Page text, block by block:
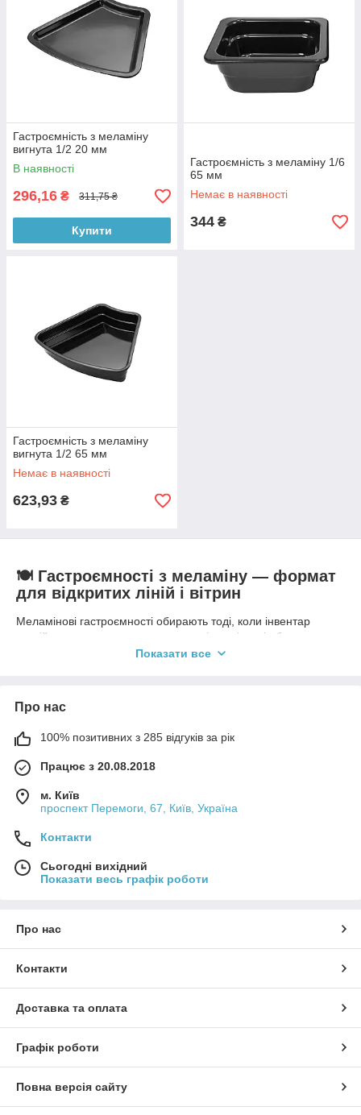
Гастроємність з меламіну
вигнута 1/2 20 мм
В наявності
296,16 ₴ 311,75 ₴
Купити
Гастроємність з меламіну 1/6
65 мм
Немає в наявності
344 ₴
Гастроємність з меламіну
вигнута 1/2 65 мм
Немає в наявності
623,93 ₴
🍽️ Гастроємності з меламіну — формат
для відкритих ліній і вітрин
Меламінові гастроємності обирають тоді, коли інвентар
постійно знаходиться на виду: у залі, на вітрині або на
шведському столі. Вони дозволяють оформити викладку
🥗Гастроємності з меламіну
Матеріал виглядає акуратно, не перевантажує вітрину та
залишається стабільним у щоденному обігу, що важливо для
закладів з активною роботою залу.
Різні розміри та форми дозволяють вибудовувати логічну
структуру викладки, поєднувати ємності між собою та швидко
змінювати наповнення без порушення загальної композиції.
Це інвентар для закладів, де важлива не лише робота кухні, а
й те, як страви виглядають для гостя.
Показати все
Про нас
100% позитивних з 285 відгуків за рік
Працює з 20.08.2018
м. Київ
проспект Перемоги, 67, Київ, Україна
Контакти
Сьогодні вихідний
Показати весь графік роботи
Про нас
Контакти
Доставка та оплата
Графік роботи
Повна версія сайту